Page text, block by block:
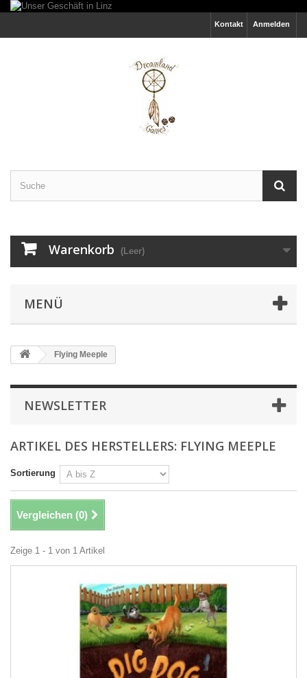
Anmelden
Kontakt
Warenkorb (Leer)
MENÜ
Flying Meeple
NEWSLETTER
ARTIKEL DES HERSTELLERS: FLYING MEEPLE
Sortierung
Vergleichen (0)
Zeige 1 - 1 von 1 Artikel